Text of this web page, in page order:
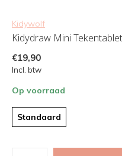
Kidywolf
Kidydraw Mini
€19,90
Incl. btw
Op voorraad
Standaard